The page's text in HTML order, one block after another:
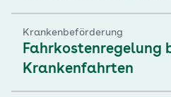
Krankenbeförderung
Fahrkostenregelung
Krankenfahrten